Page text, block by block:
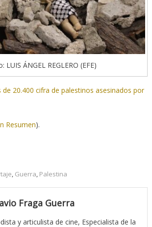
LUIS ÁNGEL REGLERO (EFE)
de 20.400 cifra de palestinos asesinados por
Resumen).
Guerra Palestina
Fraga Guerra
y articulista de cine, Especialista de la